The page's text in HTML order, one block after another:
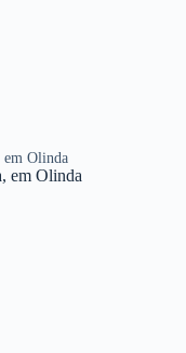
em Olinda
em Olinda